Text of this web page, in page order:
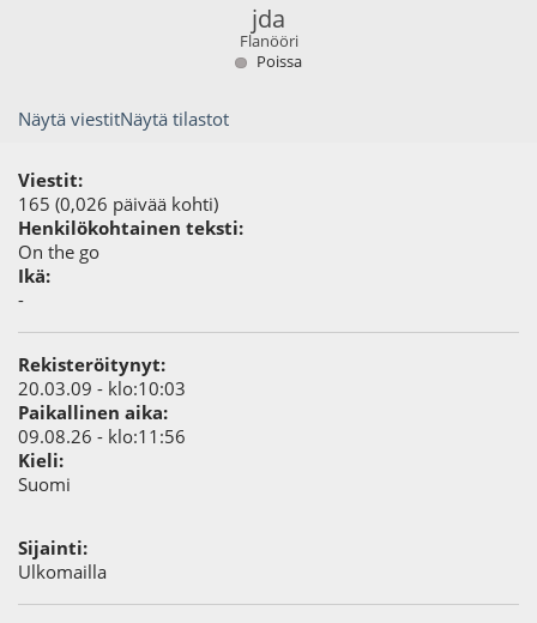
jda
Flanööri
Poissa
Näytä viestitNäytä tilastot
Viestit:
165 (0,026 päivää kohti)
Henkilökohtainen teksti:
On the go
Ikä:
-
Rekisteröitynyt:
20.03.09 - klo:10:03
Paikallinen aika:
09.08.26 - klo:11:56
Kieli:
Suomi
Sijainti:
Ulkomailla